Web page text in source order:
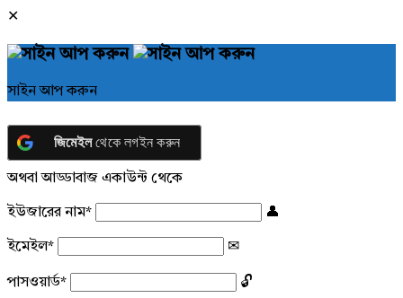
সাইন আপ করুন
জিমেইলথেকে লগইন করুন
অথবা আড্ডাবাজ একাউন্ট থেকে
ইউজারের নাম*
ইমেইল*
পাসওয়ার্ড*